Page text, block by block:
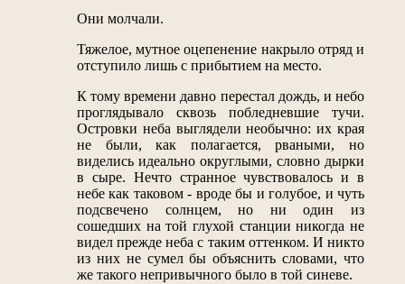
Они молчали.
Тяжелое, мутное оцепенение накрыло отряд и
отступило лишь с прибытием на место.
К тому времени давно перестал дождь, и небо
проглядывало сквозь побледневшие тучи.
Островки неба выглядели необычно: их края
не были, как полагается, рваными, но
виделись идеально округлыми, словно дырки
в сыре. Нечто странное чувствовалось и в
небе как таковом - вроде бы и голубое, и чуть
подсвечено солнцем, но ни один из
сошедших на той глухой станции никогда не
видел прежде неба с таким оттенком. И никто
из них не сумел бы объяснить словами, что
же такого непривычного было в той синеве.